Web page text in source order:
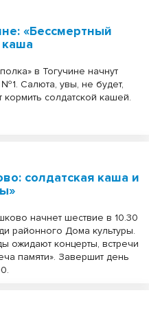
«Бессмертный
каша
в Тогучине начнут
Салюта, увы, не будет,
кормить солдатской кашей.
солдатская каша и
начнет шествие в 10.30
районного Дома культуры.
концерты, встречи
памяти». Завершит день